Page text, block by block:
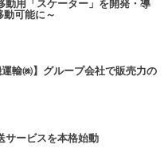
動用「スケーター」を開発・導
動可能に～
輸㈱】グループ会社で販売力の
サービスを本格始動